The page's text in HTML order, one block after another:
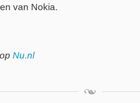
van Nokia.
Nu.nl